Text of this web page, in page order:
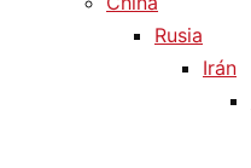
Rusia
Irán